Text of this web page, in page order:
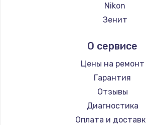
Замена
Техобслуживание
900 руб.
Заказать
Ремонт прицелов
Ремонт прицелов
Ремонт прицелов
Ремонт прицелов
Ремонт прицелов
Ремонт прицелов
Ремонт прицелов
Ремонт прицелов
Nikon
Зенит
Artelv
Hakko
HALES
Leica
Vector Optics
Carl Zeiss
О сервисе
Цены на ремонт
Гарантия
Отзывы
Диагностика
Оплата и